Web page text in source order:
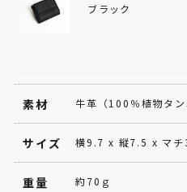
ブラック
素材 牛革（100％植物タン
サイズ 横9.7 x 縦7.5 x マ
重量 約70ｇ